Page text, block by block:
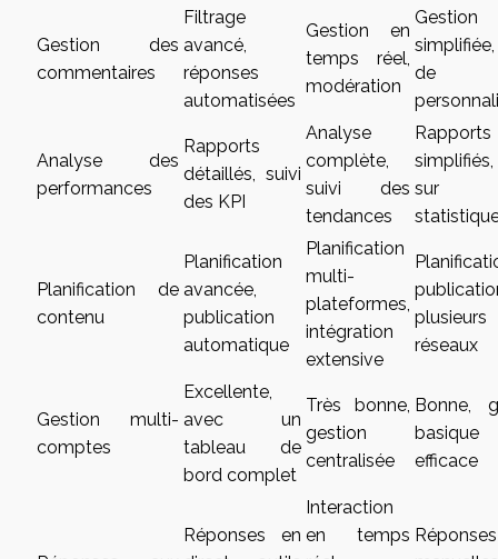
Gestion des
commentaires
Filtrage
avancé,
réponses
automatisées
Gestion en
temps réel,
modération
Gestion
de
Analyse des
performances
Rapports
détaillés, suivi
des KPI
Analyse
complète,
suivi des
tendances
Rapports
sur
Planification de
contenu
Planification
avancée,
publication
automatique
Planification
multi-
plateformes,
intégration
extensive
plusieurs
réseaux
Gestion multi-
comptes
Excellente,
avec un
tableau de
bord complet
Très bonne,
gestion
centralisée
Bonne,
efficace
Réponses en
Interaction
en temps Réponses